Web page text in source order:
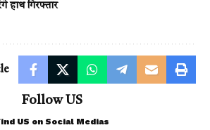
हाथ गिरफ्तार
Follow US
US on Social Medias